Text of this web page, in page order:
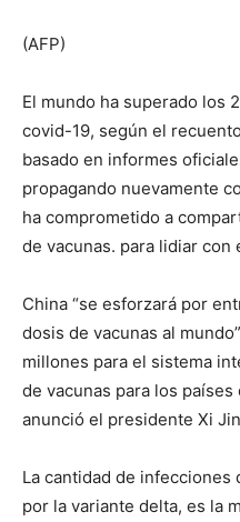
(AFP)
El mundo ha superado los
covid-19, según el
basado en informes
propagando nuevamente
ha comprometido a
de vacunas. para lidiar con
China “se esforzará por
dosis de vacunas al
millones para el sistema
de vacunas para los
anunció el presidente Xi
La cantidad de infecciones
por la variante delta, es la